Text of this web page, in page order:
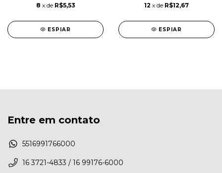
8 x de R$5,53
ESPIAR
12 x de R$12,67
ESPIAR
Entre em contato
5516991766000
16 3721-4833 / 16 99176-6000